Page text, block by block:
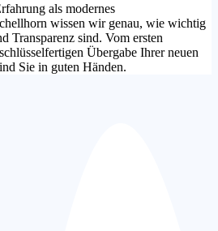
als modernes
wissen wir genau, wie wichtig
Transparenz sind. Vom ersten
Übergabe Ihrer neuen
Sie in guten Händen.